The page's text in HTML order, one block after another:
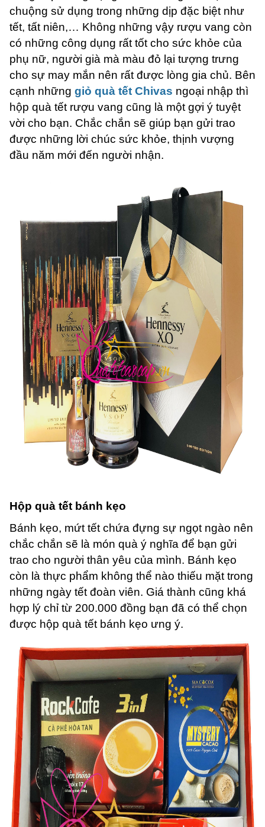
chuộng sử dụng trong những dịp đặc biệt như
tết, tất niên,… Không những vậy rượu vang còn
có những công dụng rất tốt cho sức khỏe của
phụ nữ, người già mà màu đỏ lại tượng trưng
cho sự may mắn nên rất được lòng gia chủ. Bên
cạnh những giỏ quà tết Chivas ngoại nhập thì
hộp quà tết rượu vang cũng là một gợi ý tuyệt
vời cho bạn. Chắc chắn sẽ giúp bạn gửi trao
được những lời chúc sức khỏe, thịnh vượng
đầu năm mới đến người nhận.
Hộp quà tết bánh kẹo
Bánh kẹo, mứt tết chứa đựng sự ngọt ngào nên
chắc chắn sẽ là món quà ý nghĩa để bạn gửi
trao cho người thân yêu của mình. Bánh kẹo
còn là thực phẩm không thể nào thiếu mặt trong
những ngày tết đoàn viên. Giá thành cũng khá
hợp lý chỉ từ 200.000 đồng bạn đã có thể chọn
được hộp quà tết bánh kẹo ưng ý.